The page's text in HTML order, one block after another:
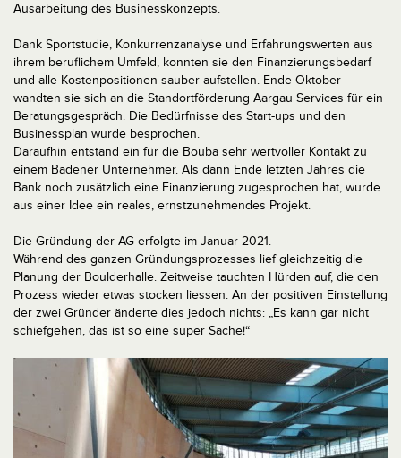
Ausarbeitung des Businesskonzepts.
Dank Sportstudie, Konkurrenzanalyse und Erfahrungswerten aus
ihrem beruflichem Umfeld, konnten sie den Finanzierungsbedarf
und alle Kostenpositionen sauber aufstellen. Ende Oktober
wandten sie sich an die Standortförderung Aargau Services für ein
Beratungsgespräch. Die Bedürfnisse des Start-ups und den
Businessplan wurde besprochen.
Daraufhin entstand ein für die Bouba sehr wertvoller Kontakt zu
einem Badener Unternehmer. Als dann Ende letzten Jahres die
Bank noch zusätzlich eine Finanzierung zugesprochen hat, wurde
aus einer Idee ein reales, ernstzunehmendes Projekt.
Die Gründung der AG erfolgte im Januar 2021.
Während des ganzen Gründungsprozesses lief gleichzeitig die
Planung der Boulderhalle. Zeitweise tauchten Hürden auf, die den
Prozess wieder etwas stocken liessen. An der positiven Einstellung
der zwei Gründer änderte dies jedoch nichts: „Es kann gar nicht
schiefgehen, das ist so eine super Sache!“